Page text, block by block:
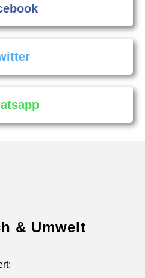
& Umwelt